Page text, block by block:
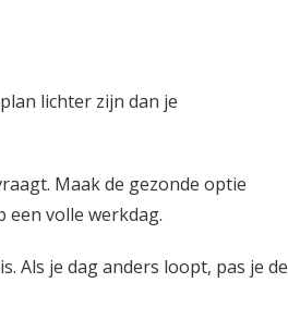
lichter zijn dan je
Maak de gezonde optie
volle werkdag.
Als je dag anders loopt, pas je de